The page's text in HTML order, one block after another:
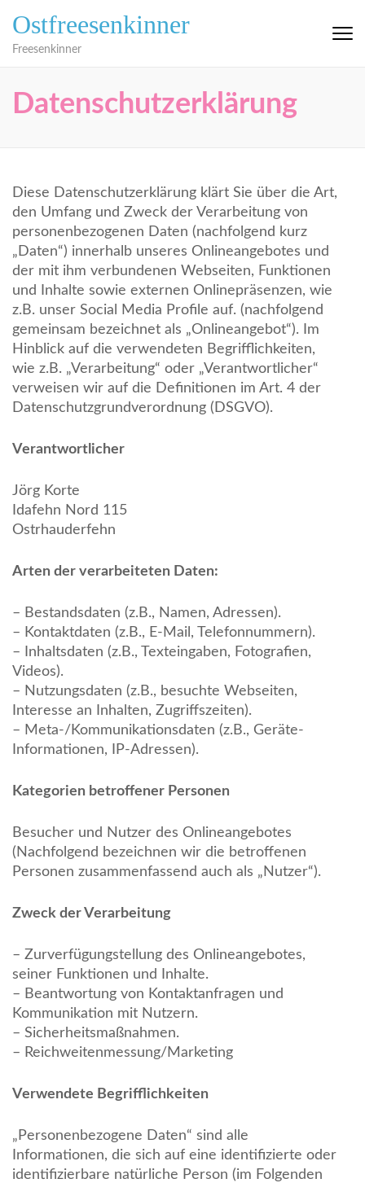
Inhalt
springen
Ostfreesenkinner
Freesenkinner
Datenschutzerklärung
Diese Datenschutzerklärung klärt Sie über die Art,
den Umfang und Zweck der Verarbeitung von
personenbezogenen Daten (nachfolgend kurz
„Daten“) innerhalb unseres Onlineangebotes und
der mit ihm verbundenen Webseiten, Funktionen
und Inhalte sowie externen Onlinepräsenzen, wie
z.B. unser Social Media Profile auf. (nachfolgend
gemeinsam bezeichnet als „Onlineangebot“). Im
Hinblick auf die verwendeten Begrifflichkeiten,
wie z.B. „Verarbeitung“ oder „Verantwortlicher“
verweisen wir auf die Definitionen im Art. 4 der
Datenschutzgrundverordnung (DSGVO).
Verantwortlicher
Jörg Korte
Idafehn Nord 115
Ostrhauderfehn
Arten der verarbeiteten Daten:
– Bestandsdaten (z.B., Namen, Adressen).
– Kontaktdaten (z.B., E-Mail, Telefonnummern).
– Inhaltsdaten (z.B., Texteingaben, Fotografien,
Videos).
– Nutzungsdaten (z.B., besuchte Webseiten,
Interesse an Inhalten, Zugriffszeiten).
– Meta-/Kommunikationsdaten (z.B., Geräte-
Informationen, IP-Adressen).
Kategorien betroffener Personen
Besucher und Nutzer des Onlineangebotes
(Nachfolgend bezeichnen wir die betroffenen
Personen zusammenfassend auch als „Nutzer“).
Zweck der Verarbeitung
– Zurverfügungstellung des Onlineangebotes,
seiner Funktionen und Inhalte.
– Beantwortung von Kontaktanfragen und
Kommunikation mit Nutzern.
– Sicherheitsmaßnahmen.
– Reichweitenmessung/Marketing
Verwendete Begrifflichkeiten
„Personenbezogene Daten“ sind alle
Informationen, die sich auf eine identifizierte oder
identifizierbare natürliche Person (im Folgenden